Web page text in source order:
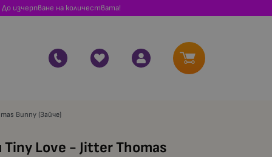
изчерпване на количествата!
Bunny (Зайче)
Love - Jitter Thomas